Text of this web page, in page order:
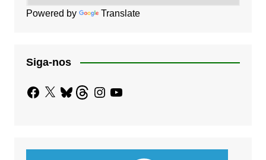
Powered by Translate
Siga-nos
Facebook
X BlueskyThreadsInstagram
YouTube